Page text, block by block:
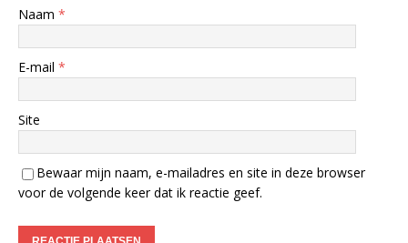
Naam *
E-mail *
Site
Bewaar mijn naam, e-mailadres en site in deze browser
voor de volgende keer dat ik reactie geef.